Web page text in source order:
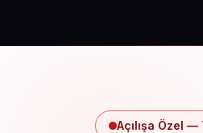
Açılışa Özel —